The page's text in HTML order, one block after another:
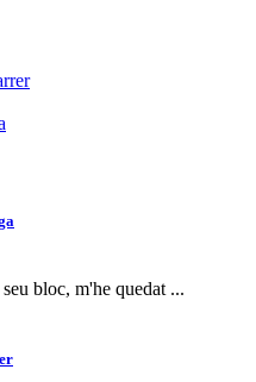
bloc, m'he quedat ...